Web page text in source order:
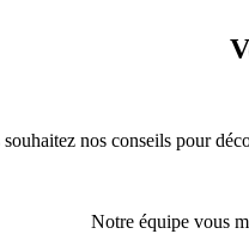
souhaitez nos conseils pour
Notre équipe vous